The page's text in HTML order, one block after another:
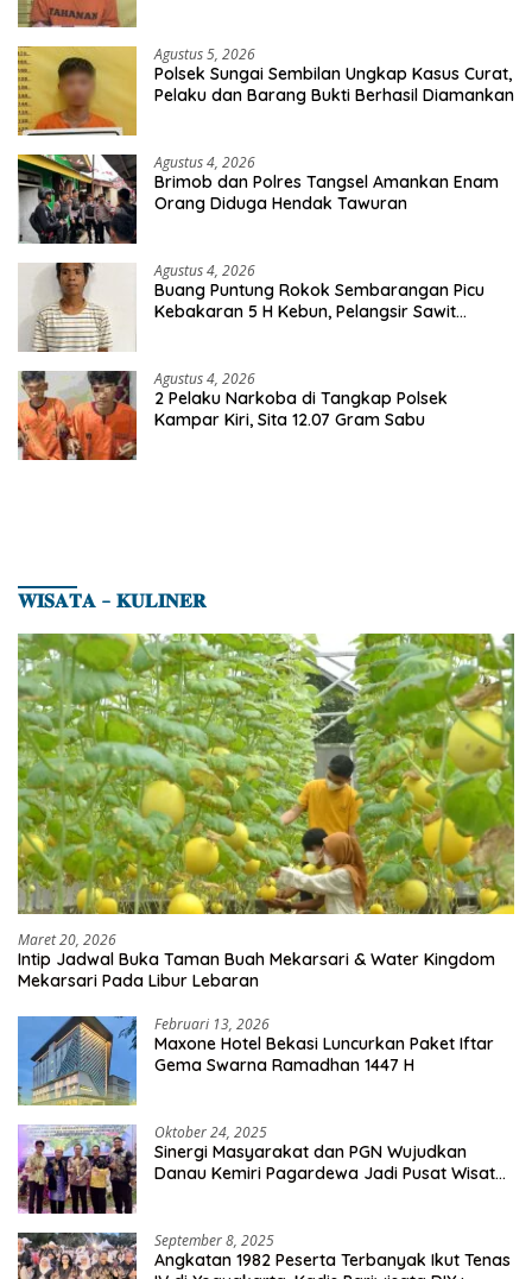
Agustus 5, 2026
Polsek Sungai Sembilan Ungkap Kasus Curat,
Pelaku dan Barang Bukti Berhasil Diamankan
Agustus 4, 2026
Brimob dan Polres Tangsel Amankan Enam
Orang Diduga Hendak Tawuran
Agustus 4, 2026
Buang Puntung Rokok Sembarangan Picu
Kebakaran 5 H Kebun, Pelangsir Sawit
Agustus 4, 2026
2 Pelaku Narkoba di Tangkap Polsek
Kampar Kiri, Sita 12.07 Gram Sabu
𝐖𝐈𝐒𝐀𝐓𝐀 – 𝐊𝐔𝐋𝐈𝐍𝐄𝐑
Maret 20, 2026
Intip Jadwal Buka Taman Buah Mekarsari & Water Kingdom
Mekarsari Pada Libur Lebaran
Februari 13, 2026
Maxone Hotel Bekasi Luncurkan Paket Iftar
Gema Swarna Ramadhan 1447 H
Oktober 24, 2025
Sinergi Masyarakat dan PGN Wujudkan
Danau Kemiri Pagardewa Jadi Pusat Wisata
September 8, 2025
Angkatan 1982 Peserta Terbanyak Ikut Tenas